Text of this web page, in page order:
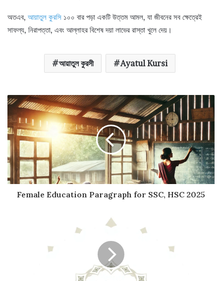
অতএব, আয়াতুল কুরসি ১০০ বার পড়া একটি উত্তম আমল, যা জীবনের সব ক্ষেত্রেই
সাফল্য, নিরাপত্তা, এবং আল্লাহর বিশেষ দয়া লাভের রাস্তা খুলে দেয়।
আয়াতুল কুরসী Ayatul Kursi
Female Education Paragraph for SSC, HSC 2025